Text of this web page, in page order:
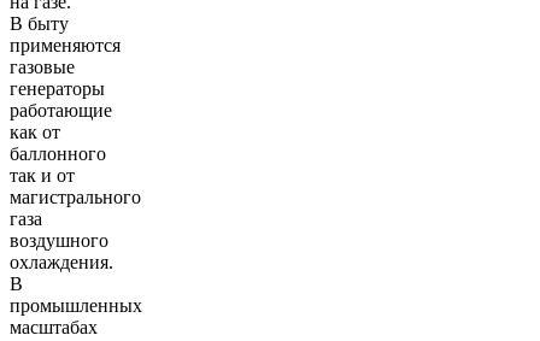
В быту
применяются
газовые
генераторы
работающие
как от
баллонного
так и от
магистрального
газа
воздушного
охлаждения.
В
промышленных
масштабах